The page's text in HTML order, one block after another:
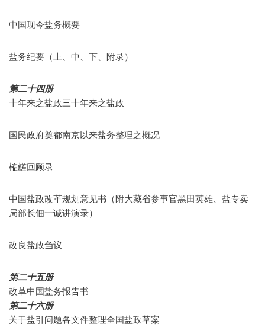
中国现今盐务概要
盐务纪要（上、中、下、附录）
第二十四册
十年来之盐政三十年来之盐政
国民政府奠都南京以来盐务整理之概况
榷鹾回顾录
中国盐政改革规划意见书（附大藏省参事官黑田英雄、盐专卖
局部长佃一诚讲演录）
改良盐政刍议
第二十五册
改革中国盐务报告书
第二十六册
关于盐引问题各文件整理全国盐政草案